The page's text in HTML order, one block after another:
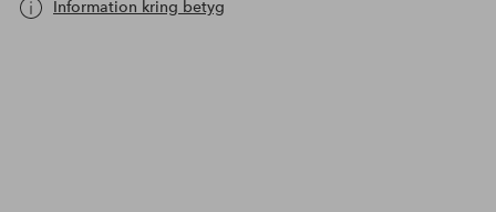
Information kring betyg